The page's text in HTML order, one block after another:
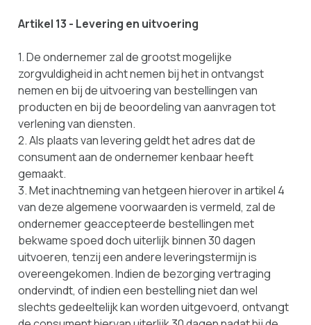
Artikel 13 - Levering en uitvoering
1. De ondernemer zal de grootst mogelijke
zorgvuldigheid in acht nemen bij het in ontvangst
nemen en bij de uitvoering van bestellingen van
producten en bij de beoordeling van aanvragen tot
verlening van diensten.
2. Als plaats van levering geldt het adres dat de
consument aan de ondernemer kenbaar heeft
gemaakt.
3. Met inachtneming van hetgeen hierover in artikel 4
van deze algemene voorwaarden is vermeld, zal de
ondernemer geaccepteerde bestellingen met
bekwame spoed doch uiterlijk binnen 30 dagen
uitvoeren, tenzij een andere leveringstermijn is
overeengekomen. Indien de bezorging vertraging
ondervindt, of indien een bestelling niet dan wel
slechts gedeeltelijk kan worden uitgevoerd, ontvangt